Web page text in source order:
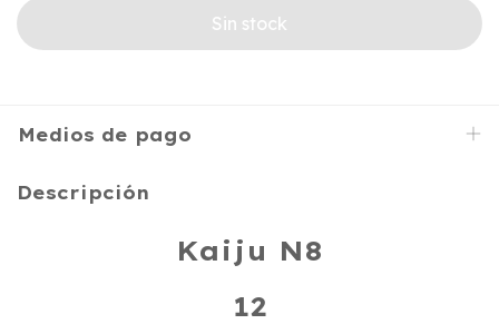
Medios de pago
Descripción
Kaiju N8
12